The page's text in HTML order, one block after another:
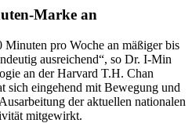
Marke an
Minuten pro Woche an mäßiger bis
ausreichend“, so Dr. I-Min
an der Harvard T.H. Chan
sich eingehend mit Bewegung und
der aktuellen nationalen
mitgewirkt.